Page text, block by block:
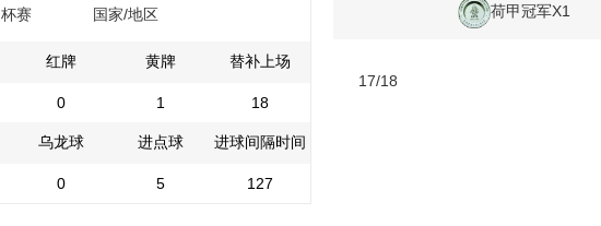
杯赛 国家/地区
红牌 黄牌 替补上场
0 1 18
乌龙球 进点球 进球间隔时间
0 5 127
荷甲冠军X1
17/18